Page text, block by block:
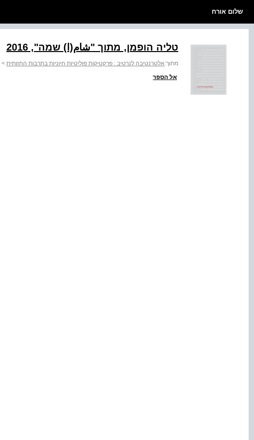
שלום אורח
טליה הופמן, מתוך "شام(ا) שמה", 2016
מתוך:אלטרנטיבה לנרטיב : פרקטיקות פוליטיות חיוניות בתרבות החזותית >
אל הספר